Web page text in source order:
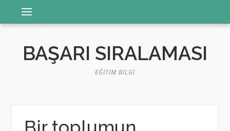
Menü
BAŞARI SIRALAMASI
EĞITIM BILGI